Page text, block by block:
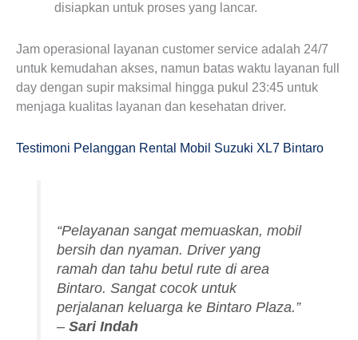
disiapkan untuk proses yang lancar.
Jam operasional layanan customer service adalah 24/7
untuk kemudahan akses, namun batas waktu layanan full
day dengan supir maksimal hingga pukul 23:45 untuk
menjaga kualitas layanan dan kesehatan driver.
Testimoni Pelanggan Rental Mobil Suzuki XL7 Bintaro
“Pelayanan sangat memuaskan, mobil
bersih dan nyaman. Driver yang
ramah dan tahu betul rute di area
Bintaro. Sangat cocok untuk
perjalanan keluarga ke Bintaro Plaza.”
–Sari Indah